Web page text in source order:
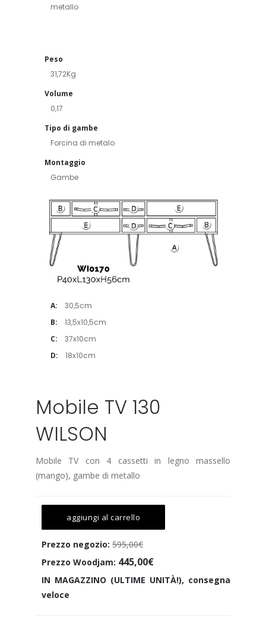
metallo
Peso
31,72Kg
Volume
0,17
Tipo di gambe
Forcina di metalo
Montaggio
Gambe
A:
30,5cm
B:
13,5x10,5cm
C:
37x10cm
D:
18x10cm
Mobile TV 130
WILSON
Mobile TV con 4 cassetti in legno massello
(mango), gambe di metallo
aggiungi al carrello
Prezzo negozio: 595,00€
Prezzo Woodjam: 445,00€
IN MAGAZZINO (ULTIME UNITÀ!), consegna
veloce